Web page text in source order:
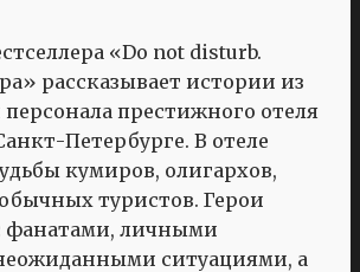
«Do not disturb.
рассказывает истории из
престижного отеля
Петербурге. В отеле
кумиров, олигархов,
туристов. Герои
фанатами, личными
ситуациями, а